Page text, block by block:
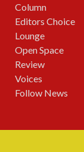
Column
Editors Choice
Lounge
Open Space
Review
Voices
Follow News